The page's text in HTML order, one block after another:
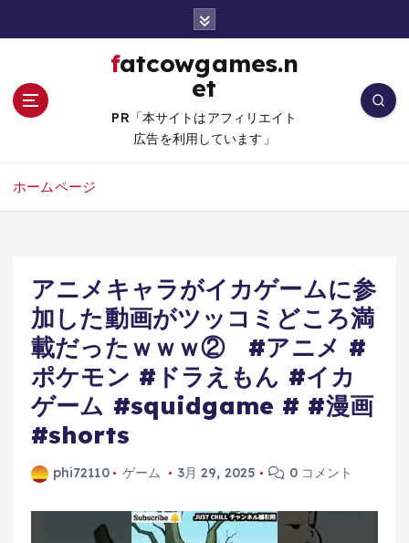
fatcowgames.n
et
PR「本サイトはアフィリエイト
広告を利用しています」
ホームページ
アニメキャラがイカゲームに参
加した動画がツッコミどころ満
載だったｗｗｗ② #アニメ #
ポケモン #ドラえもん #イカ
ゲーム #squidgame # #漫画
#shorts
phi72110 ゲーム 3月 29, 2025 0 コメント